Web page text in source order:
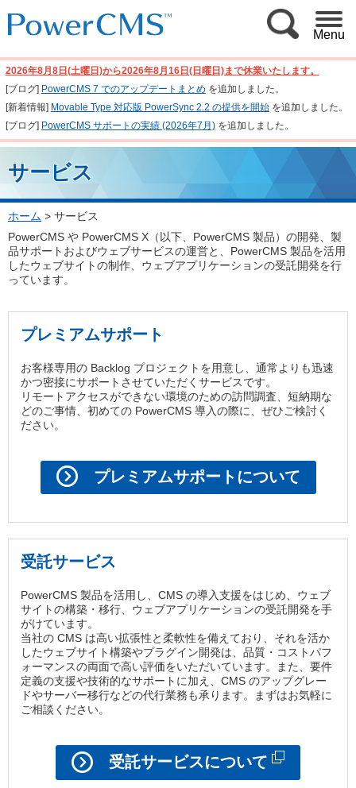
Menu
2026年8月8日(土曜日)から2026年8月16日(日曜日)まで休業いたします。
[ブログ] PowerCMS 7 でのアップデートまとめ を追加しました。
[新着情報] Movable Type 対応版 PowerSync 2.2 の提供を開始を追加しました。
[ブログ] PowerCMS サポートの実績 (2026年7月)を追加しました。
サービス
ホーム > サービス
PowerCMS や PowerCMS X（以下、PowerCMS 製品）の開発、製
品サポートおよびウェブサービスの運営と、PowerCMS 製品を活用
したウェブサイトの制作、ウェブアプリケーションの受託開発を行
っています。
プレミアムサポート
お客様専用の Backlog プロジェクトを用意し、通常よりも迅速
かつ密接にサポートさせていただくサービスです。
リモートアクセスができない環境のための訪問調査、短納期な
どのご事情、初めての PowerCMS 導入の際に、ぜひご検討く
ださい。
プレミアムサポートについて
受託サービス
PowerCMS 製品を活用し、CMS の導入支援をはじめ、ウェブ
サイトの構築・移行、ウェブアプリケーションの受託開発を手
がけています。
当社の CMS は高い拡張性と柔軟性を備えており、それを活か
したウェブサイト構築やプラグイン開発は、品質・コストパフ
ォーマンスの両面で高い評価をいただいています。また、要件
定義の支援や技術的なサポートに加え、CMS のアップグレー
ドやサーバー移行などの代行業務も承ります。まずはお気軽に
ご相談ください。
受託サービスについて